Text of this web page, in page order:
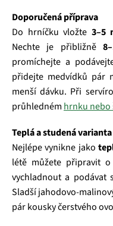
Doporučená příprava
Do hrníčku vložte 3–5
Nechte je přibližně
promíchejte a
přidejte medvídků pár
menší dávku. Při
průhledném hrnku nebo
Teplá a studená varianta
Nejlépe vynikne jako
létě můžete připravit
vychladnout a podávat
Sladší
pár kousky čerstvého